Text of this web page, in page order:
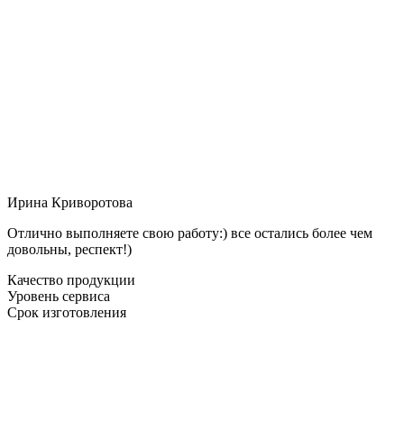
Ирина Криворотова
Отлично выполняете свою работу:) все остались более чем
довольны, респект!)
Качество продукции
Уровень сервиса
Срок изготовления